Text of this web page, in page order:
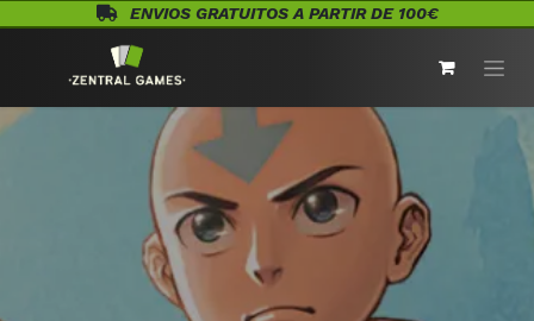
Ir al contenidoENVIOS GRATUITOS A PARTIR DE 100€